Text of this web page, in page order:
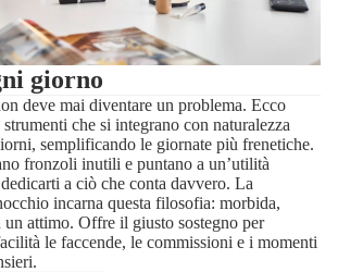
giorno
deve mai diventare un problema. Ecco
che si integrano con naturalezza
semplificando le giornate più frenetiche.
fronzoli inutili e puntano a un’utilità
a ciò che conta davvero. La
incarna questa filosofia: morbida,
attimo. Offre il giusto sostegno per
le faccende, le commissioni e i momenti